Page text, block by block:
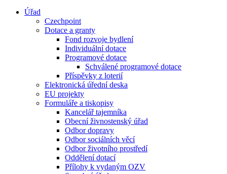
Úřad
Czechpoint
Dotace a granty
Fond rozvoje bydlení
Individuální dotace
Programové dotace
Schválené programové dotace
Příspěvky z loterií
Elektronická úřední deska
EU projekty
Formuláře a tiskopisy
Kancelář tajemníka
Obecní živnostenský úřad
Odbor dopravy
Odbor sociálních věcí
Odbor životního prostředí
Oddělení dotací
Přílohy k vydaným OZV